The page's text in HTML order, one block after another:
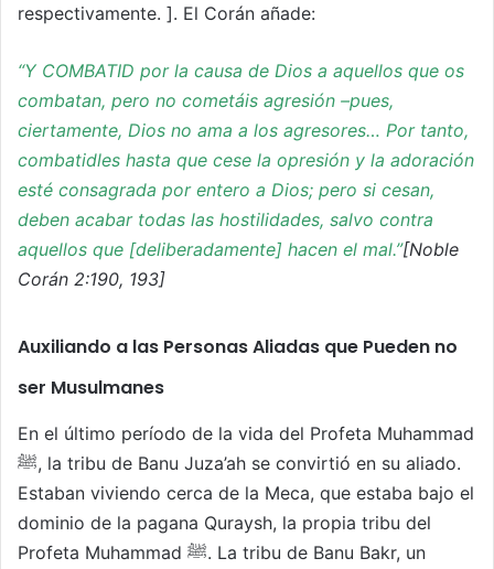
respectivamente. ]. El Corán añade:
“Y COMBATID por la causa de Dios a aquellos que os
combatan, pero no cometáis agresión –pues,
ciertamente, Dios no ama a los agresores… Por tanto,
combatidles hasta que cese la opresión y la adoración
esté consagrada por entero a Dios; pero si cesan,
deben acabar todas las hostilidades, salvo contra
aquellos que [deliberadamente] hacen el mal.”[Noble
Corán 2:190, 193]
Auxiliando a las Personas Aliadas que Pueden no
ser Musulmanes
En el último período de la vida del Profeta Muhammad
ﷺ, la tribu de Banu Juza’ah se convirtió en su aliado.
Estaban viviendo cerca de la Meca, que estaba bajo el
dominio de la pagana Quraysh, la propia tribu del
Profeta Muhammad ﷺ. La tribu de Banu Bakr, un